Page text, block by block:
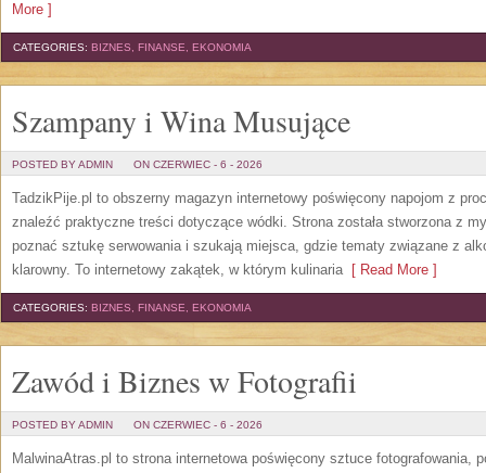
More ]
CATEGORIES: BIZNES, FINANSE, EKONOMIA
Szampany i Wina Musujące
POSTED BY ADMIN ON CZERWIEC - 6 - 2026
TadzikPije.pl to obszerny magazyn internetowy poświęcony napojom z
znaleźć praktyczne treści dotyczące wódki. Strona została stworzona z
poznać sztukę serwowania i szukają miejsca, gdzie tematy związane z
klarowny. To internetowy zakątek, w którym kulinaria[ Read More ]
CATEGORIES: BIZNES, FINANSE, EKONOMIA
Zawód i Biznes w Fotografii
POSTED BY ADMIN ON CZERWIEC - 6 - 2026
MalwinaAtras.pl to strona internetowa poświęcony sztuce fotografowania,